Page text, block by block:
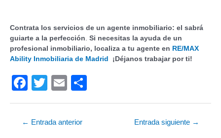
Contrata los servicios de un agente inmobiliario: el sabrá
guiarte a la perfección Si necesitas la ayuda de un
profesional inmobiliario, localiza a tu agente en RE/MAX
Ability Inmobiliaria de Madrid
¡Déjanos trabajar por ti!
F
a
e
T
wi
er
E
m o
← Entrada anterior Entrada siguiente →